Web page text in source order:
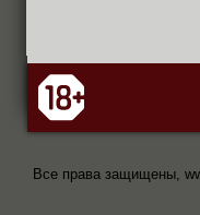
Все права защищены,